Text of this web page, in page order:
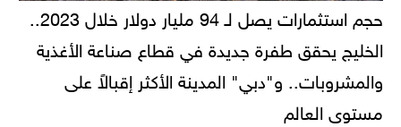
حجم استثمارات يصل لـ 94 مليار دولار خلال 2023..
الخليج يحقق طفرة جديدة في قطاع صناعة الأغذية
والمشروبات.. و"دبي" المدينة الأكثر إقبالاً على
مستوى العالم